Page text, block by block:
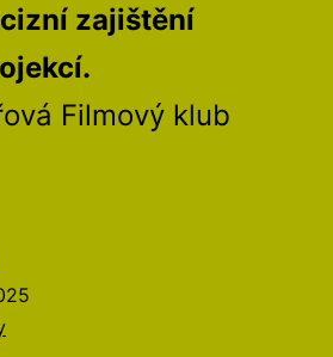
zajištění
Filmový klub